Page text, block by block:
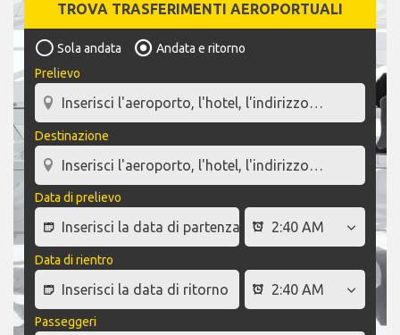
TROVA TRASFERIMENTI AEROPORTUALI
Sola andata
Andata e ritorno
Prelievo
Destinazione
Data di prelievo
Data di rientro
Passeggeri